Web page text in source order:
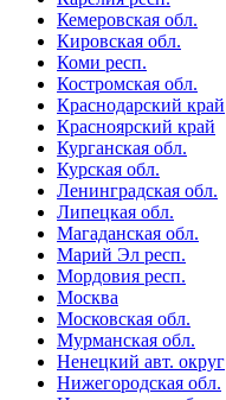
Кемеровская обл.
Кировская обл.
Коми респ.
Костромская обл.
Краснодарский край
Красноярский край
Курганская обл.
Курская обл.
Ленинградская обл.
Липецкая обл.
Магаданская обл.
Марий Эл респ.
Мордовия респ.
Москва
Московская обл.
Мурманская обл.
Ненецкий авт. округ
Нижегородская обл.